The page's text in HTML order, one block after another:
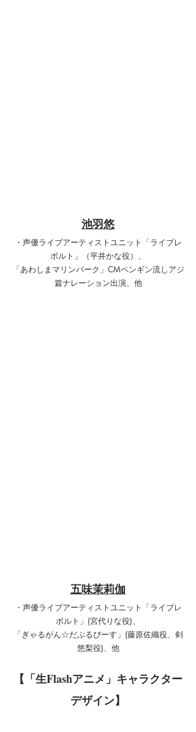
池羽悠
・声優ライブアーティストユニット「ライブレ
ボルト」（平井かな役）、
「あわしまマリンパーク」CMペンギン流しアジ
篇ナレーション出演、他
五味茉莉伽
・声優ライブアーティストユニット「ライブレ
ボルト」(宮代りな役)、
「ぎゃるがん☆だぶるぴーす」(藤原佐織役、剣
悠梨役)、他
【「生Flashアニメ」キャラクター
デザイン】